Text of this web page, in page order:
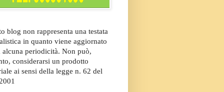
blog non rappresenta una testata
in quanto viene aggiornato
alcuna periodicità. Non può,
considerarsi un prodotto
ai sensi della legge n. 62 del